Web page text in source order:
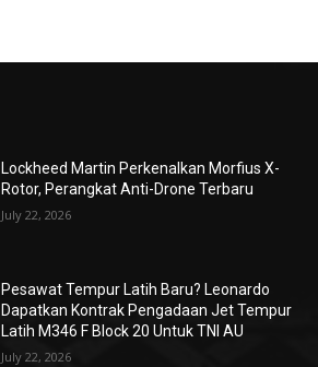
Lockheed Martin Perkenalkan Morfius X-
Rotor, Perangkat Anti-Drone Terbaru
July 22, 2026
Pesawat Tempur Latih Baru? Leonardo
Dapatkan Kontrak Pengadaan Jet Tempur
Latih M346 F Block 20 Untuk TNI AU
July 22, 2026